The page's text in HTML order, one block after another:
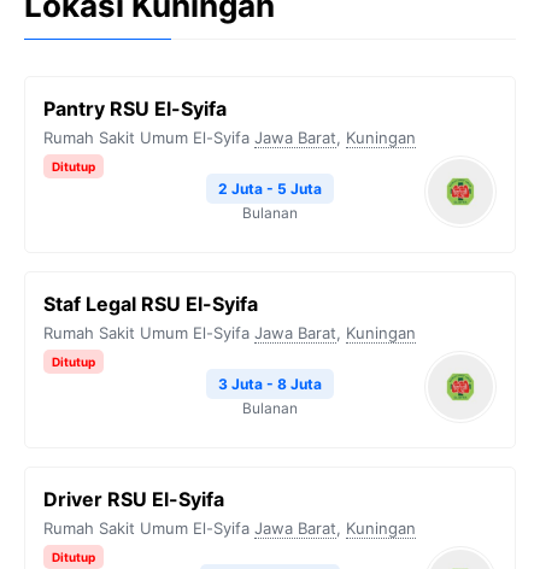
Pantry RSU El-Syifa
Rumah Sakit Umum El-Syifa Jawa Barat, Kuningan
Ditutup
2 Juta - 5 Juta
Bulanan
Staf Legal RSU El-Syifa
Rumah Sakit Umum El-Syifa Jawa Barat, Kuningan
Ditutup
3 Juta - 8 Juta
Bulanan
Driver RSU El-Syifa
Rumah Sakit Umum El-Syifa Jawa Barat, Kuningan
Ditutup